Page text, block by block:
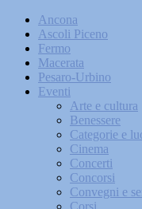
Ancona
Ascoli Piceno
Fermo
Macerata
Pesaro-Urbino
Eventi
Arte e cultura
Benessere
Categorie e
Cinema
Concerti
Concorsi
Convegni e
Corsi